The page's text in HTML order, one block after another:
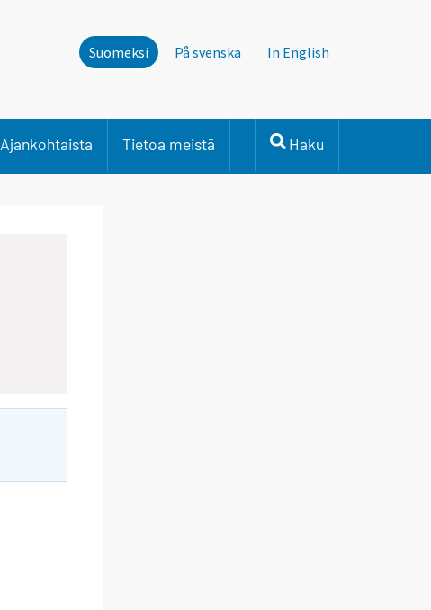
Suomeksi På svenska In English
Ajankohtaista Tietoa meistä Haku